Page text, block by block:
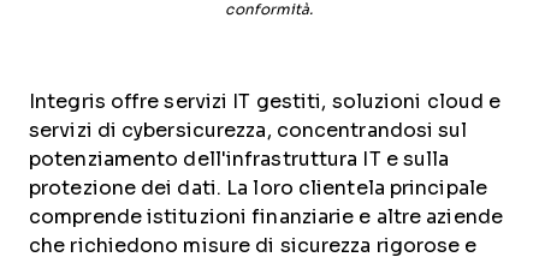
conformità.
Integris offre servizi IT gestiti, soluzioni cloud e
servizi di cybersicurezza, concentrandosi sul
potenziamento dell'infrastruttura IT e sulla
protezione dei dati. La loro clientela principale
comprende istituzioni finanziarie e altre aziende
che richiedono misure di sicurezza rigorose e